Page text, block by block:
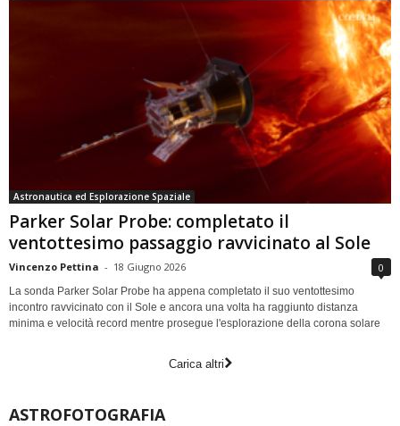
Astronautica ed Esplorazione Spaziale
Parker Solar Probe: completato il
ventottesimo passaggio ravvicinato al Sole
Vincenzo Pettina - 18 Giugno 2026 0
La sonda Parker Solar Probe ha appena completato il suo ventottesimo
incontro ravvicinato con il Sole e ancora una volta ha raggiunto distanza
minima e velocità record mentre prosegue l'esplorazione della corona solare
Carica altri
ASTROFOTOGRAFIA